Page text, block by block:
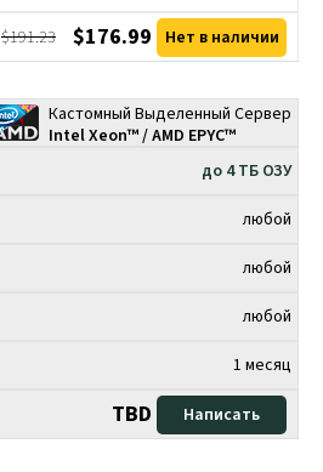
$191.23 $176.99 Нет в наличии
Кастомный Выделенный Сервер
Intel Xeon™ / AMD EPYC™
до 4 ТБ ОЗУ
любой
любой
любой
1 месяц
TBD Написать